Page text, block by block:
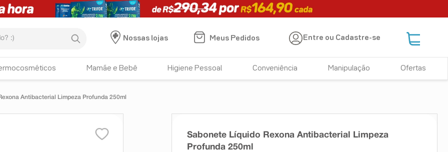
Nossas lojas
Meus Pedidos Entre ou Cadastre-se
Mamãe e Bebê Higiene Pessoal Conveniência Manipulação Ofertas
Antibacterial Limpeza Profunda 250ml
Sabonete Líquido Rexona Antibacterial Limpeza
Profunda 250ml